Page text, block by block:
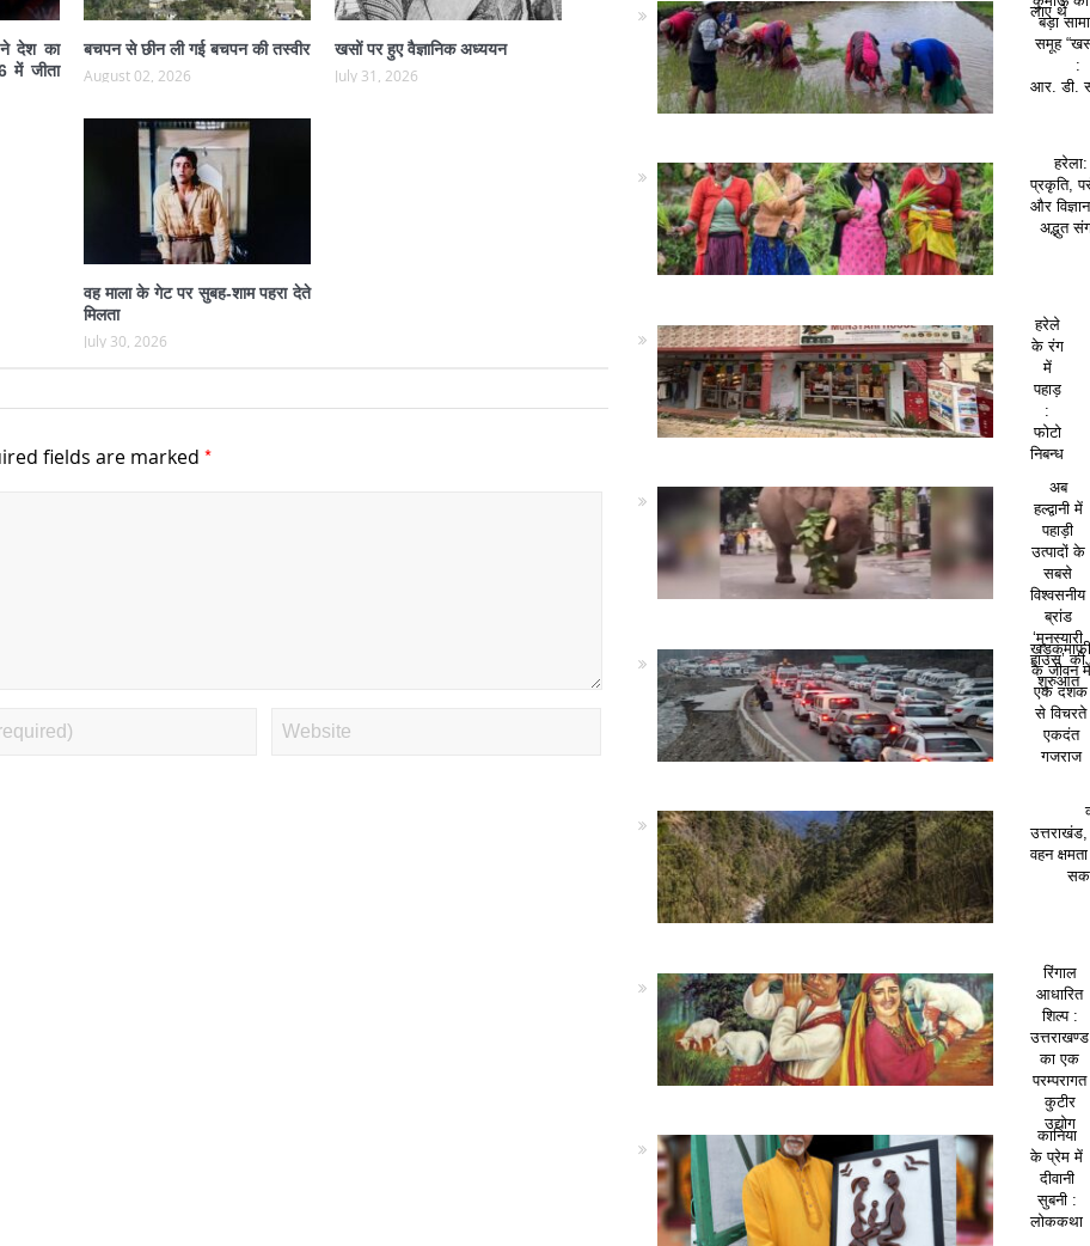
ने देश का
में जीता
बचपन से छीन ली गई बचपन की तस्वीर
August 02, 2026
खसों पर हुए वैज्ञानिक अध्ययन
July 31, 2026
वह माला के गेट पर सुबह-शाम पहरा देते
मिलता
July 30, 2026
fields are marked *
लाए थे
बड़ा
समूह
:
आर. डी.
हरेला:
प्रकृति,
और
अद्भुत
हरेले
के रंग
में
पहाड़
:
फोटो
निबन्ध
अब
हल्द्वानी में
पहाड़ी
उत्पादों के
सबसे
विश्वसनीय
ब्रांड
‘मुनस्यारी
हाउस’ की
शुरुआत
के जीवन में
एक दशक
से विचरते
एकदंत
गजराज
उत्तराखंड,
वहन
रिंगाल
आधारित
शिल्प :
उत्तराखण्ड
का एक
परम्परागत
कुटीर
उद्योग
कानिया
के प्रेम में
दीवानी
सुबनी :
लोककथा